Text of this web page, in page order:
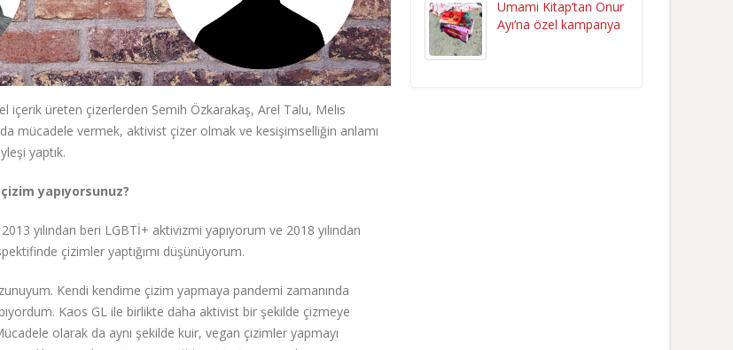
içerik üreten çizerlerden Semih Özkarakaş, Arel Talu, Melis
mücadele vermek, aktivist çizer olmak ve kesişimselliğin anlamı
yaptık.
yapıyorsunuz?
yılından beri LGBTİ+ aktivizmi yapıyorum ve 2018 yılından
çizimler yaptığımı düşünüyorum.
Kendi kendime çizim yapmaya pandemi zamanında
Kaos GL ile birlikte daha aktivist bir şekilde çizmeye
olarak da aynı şekilde kuir, vegan çizimler yapmayı
Umami Kitap’tan Onur
Ayı’na özel kampanya